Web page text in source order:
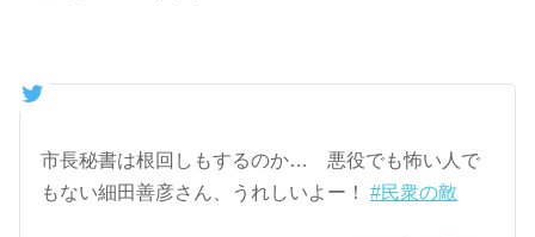
市長秘書は根回しもするのか… 悪役でも怖い人で
もない細田善彦さん、うれしいよー！#民衆の敵